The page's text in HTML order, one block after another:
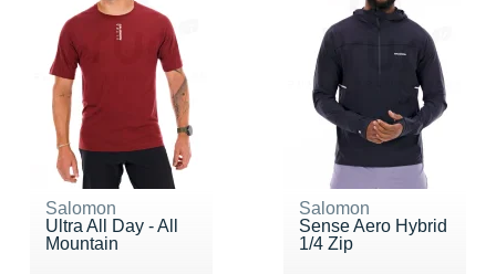
Salomon
Ultra All Day - All
Mountain
Salomon
Sense Aero Hybrid
1/4 Zip